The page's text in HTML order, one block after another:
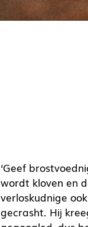
‘Geef
wordt kloven en
verloskudnige
gecrasht. Hij